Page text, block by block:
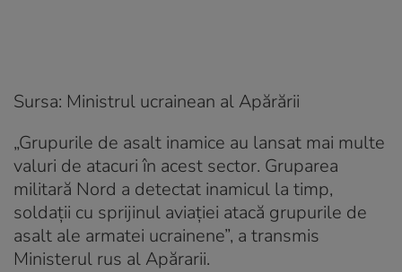
Sursa: Ministrul ucrainean al Apărării
„Grupurile de asalt inamice au lansat mai multe
valuri de atacuri în acest sector. Gruparea
militară Nord a detectat inamicul la timp,
soldații cu sprijinul aviației atacă grupurile de
asalt ale armatei ucrainene”, a transmis
Ministerul rus al Apărarii.